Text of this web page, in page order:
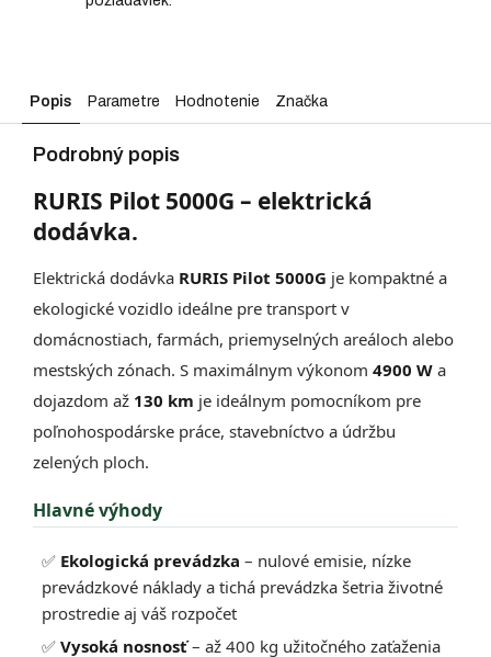
Popis Parametre Hodnotenie Značka
Podrobný popis
RURIS Pilot 5000G – elektrická
dodávka.
Elektrická dodávka RURIS Pilot 5000G je kompaktné a
ekologické vozidlo ideálne pre transport v
domácnostiach, farmách, priemyselných areáloch alebo
mestských zónach. S maximálnym výkonom 4900 W a
dojazdom až 130 km je ideálnym pomocníkom pre
poľnohospodárske práce, stavebníctvo a údržbu
zelených ploch.
Hlavné výhody
✅ Ekologická prevádzka – nulové emisie, nízke
prevádzkové náklady a tichá prevádzka šetria životné
prostredie aj váš rozpočet
✅ Vysoká nosnosť– až 400 kg užitočného zaťaženia